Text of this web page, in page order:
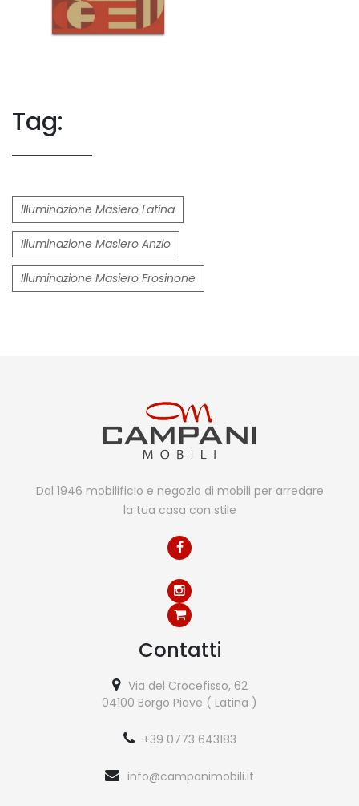
Tag:
Illuminazione Masiero Latina
Illuminazione Masiero Anzio
Illuminazione Masiero Frosinone
Dal 1946 mobilificio e negozio di mobili per arredare
la tua casa con stile
Contatti
Via del Crocefisso, 62
04100 Borgo Piave ( Latina )
+39 0773 643183
info@campanimobili.it